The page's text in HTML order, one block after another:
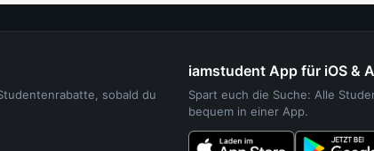
sobald du
iamstudent App für iOS &
Spart euch die Suche: Alle
bequem in einer App.